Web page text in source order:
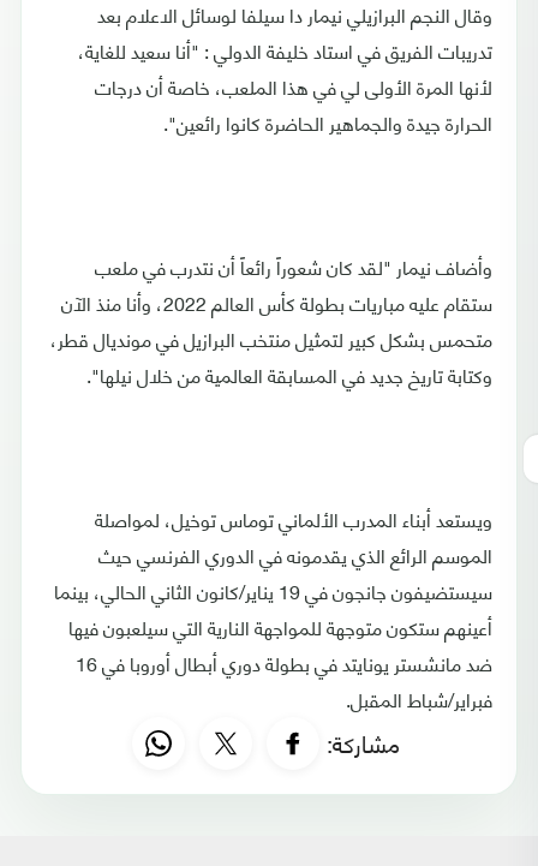
وقال النجم البرازيلي نيمار دا سيلفا لوسائل الاعلام بعد
تدريبات الفريق في استاد خليفة الدولي : "أنا سعيد للغاية،
لأنها المرة الأولى لي في هذا الملعب، خاصة أن درجات
الحرارة جيدة والجماهير الحاضرة كانوا رائعين".
وأضاف نيمار "لقد كان شعوراً رائعاً أن نتدرب في ملعب
ستقام عليه مباريات بطولة كأس العالم 2022، وأنا منذ الآن
متحمس بشكل كبير لتمثيل منتخب البرازيل في مونديال قطر،
وكتابة تاريخ جديد في المسابقة العالمية من خلال نيلها".
ويستعد أبناء المدرب الألماني توماس توخيل، لمواصلة
الموسم الرائع الذي يقدمونه في الدوري الفرنسي حيث
سيستضيفون جانجون في 19 يناير/كانون الثاني الحالي، بينما
أعينهم ستكون متوجهة للمواجهة النارية التي سيلعبون فيها
ضد مانشستر يونايتد في بطولة دوري أبطال أوروبا في 16
فبراير/شباط المقبل.
مشاركة: